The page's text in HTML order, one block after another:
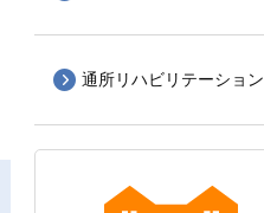
通所リハビリテーション